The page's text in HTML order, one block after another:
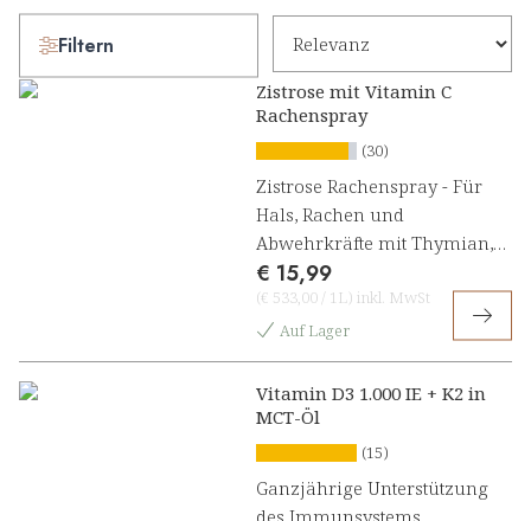
Filtern
Zistrose mit Vitamin C
Rachenspray
(30)
Zistrose Rachenspray - Für
Hals, Rachen und
Abwehrkräfte mit Thymian,
Salbei und Vitamin C
€ 15,99
(€ 533,00 / 1L) inkl. MwSt
Auf Lager
Vitamin D3 1.000 IE + K2 in
MCT-Öl
(15)
Ganzjährige Unterstützung